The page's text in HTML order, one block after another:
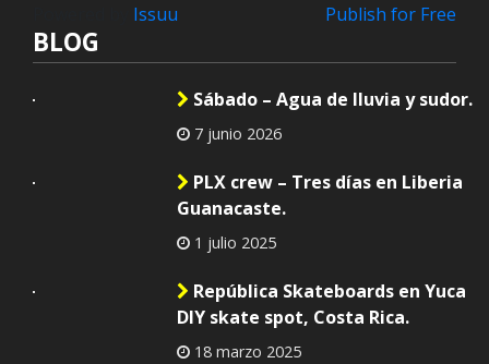
Issuu Publish for Free
BLOG
Sábado – Agua de lluvia y sudor.
7 junio 2026
PLX crew – Tres días en Liberia
Guanacaste.
1 julio 2025
República Skateboards en Yuca
DIY skate spot, Costa Rica.
18 marzo 2025